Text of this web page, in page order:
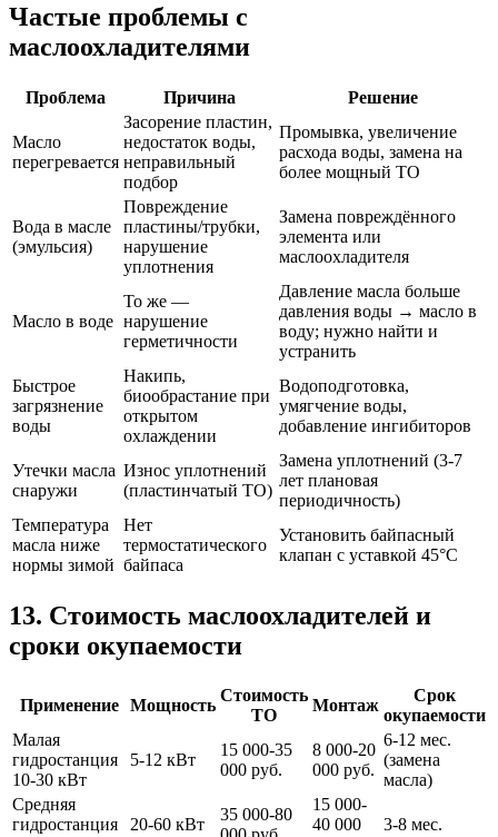
Частые проблемы с
маслоохладителями
Проблема Причина Решение
Масло
перегревается
Засорение пластин,
недостаток воды,
неправильный
подбор
Промывка, увеличение
расхода воды, замена на
более мощный ТО
Вода в масле
(эмульсия)
Повреждение
пластины/трубки,
нарушение
уплотнения
Замена повреждённого
элемента или
маслоохладителя
Масло в воде
То же —
нарушение
герметичности
Давление масла больше
давления воды → масло в
воду; нужно найти и
устранить
Быстрое
загрязнение
воды
Накипь,
биообрастание при
открытом
охлаждении
Водоподготовка,
умягчение воды,
добавление ингибиторов
Утечки масла
снаружи
Износ уплотнений
(пластинчатый ТО)
Замена уплотнений (3-7
лет плановая
периодичность)
Температура
масла ниже
нормы зимой
Нет
термостатического
байпаса
Установить байпасный
клапан с уставкой 45°C
13. Стоимость маслоохладителей и
сроки окупаемости
Применение Мощность
Стоимость
ТО
Монтаж
Срок
окупаемости
Малая
гидростанция
10-30 кВт
5-12 кВт
15 000-35
000 руб.
8 000-20
000 руб.
6-12 мес.
(замена
масла)
Средняя
гидростанция
20-60 кВт
35 000-80
15 000-
40 000
3-8 мес.